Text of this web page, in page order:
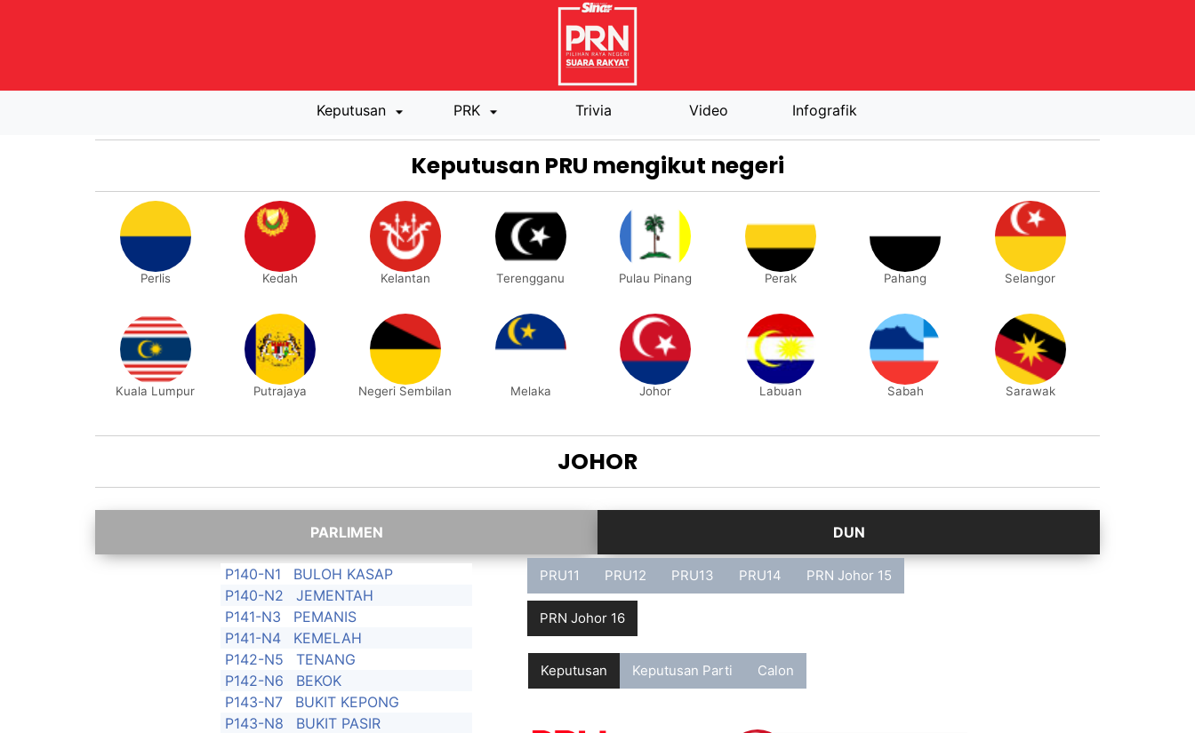
Keputusan PRK Trivia Video Infografik
Keputusan PRU mengikut negeri
Perlis Kedah Kelantan Terengganu Pulau Pinang Perak Pahang Selangor
Kuala Lumpur Putrajaya Negeri Sembilan Melaka Johor Labuan Sabah Sarawak
JOHOR
P140-N1
BULOH KASAP
P140-N2
JEMENTAH
P141-N3
PEMANIS
P141-N4
KEMELAH
P142-N5
TENANG
P142-N6
BEKOK
P143-N7
BUKIT KEPONG
P143-N8
BUKIT PASIR
PRU11 PRU12 PRU13 PRU14 PRN Johor 15
PRN Johor 16
Keputusan Keputusan Parti Calon